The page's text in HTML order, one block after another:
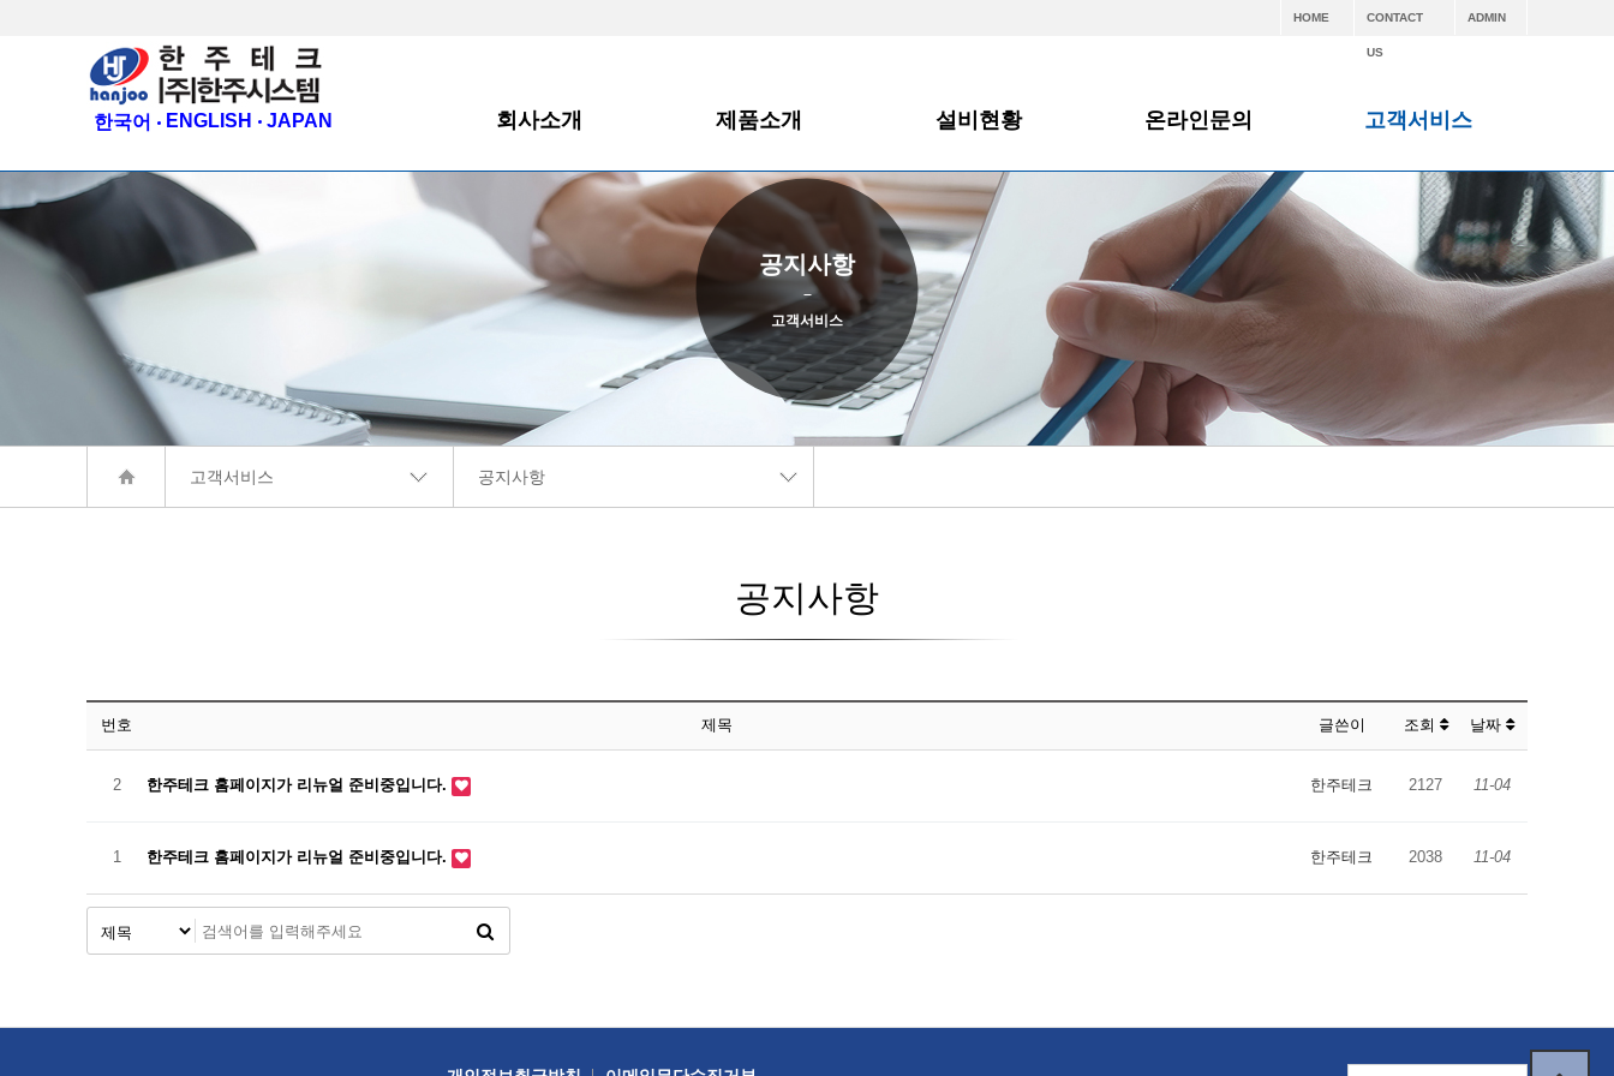
HOME CONTACT
US
ADMIN
한국어 ENGLISH JAPAN 회사소개
CEO인사말
회사개요
인증서
제품소개
한주테크
(주)한주시스템
설비현황
제조설비 및 계측기
복합환경시험실
온라인문의
온라인문의
고객서비스
공지사항
자료실
공지사항
고객서비스
고객서비스 공지사항
고객서비스
공지사항
번호 제목 글쓴이 조회 날짜
2 한주테크 홈페이지가 리뉴얼 준비중입니다. 한주테크 2127 11-04
1 한주테크 홈페이지가 리뉴얼 준비중입니다. 한주테크 2038 11-04